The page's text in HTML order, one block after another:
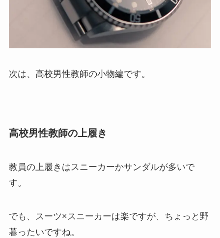
次は、高校男性教師の小物編です。
高校男性教師の上履き
教員の上履きはスニーカーかサンダルが多いで
す。
でも、スーツ×スニーカーは楽ですが、ちょっと野
暮ったいですね。